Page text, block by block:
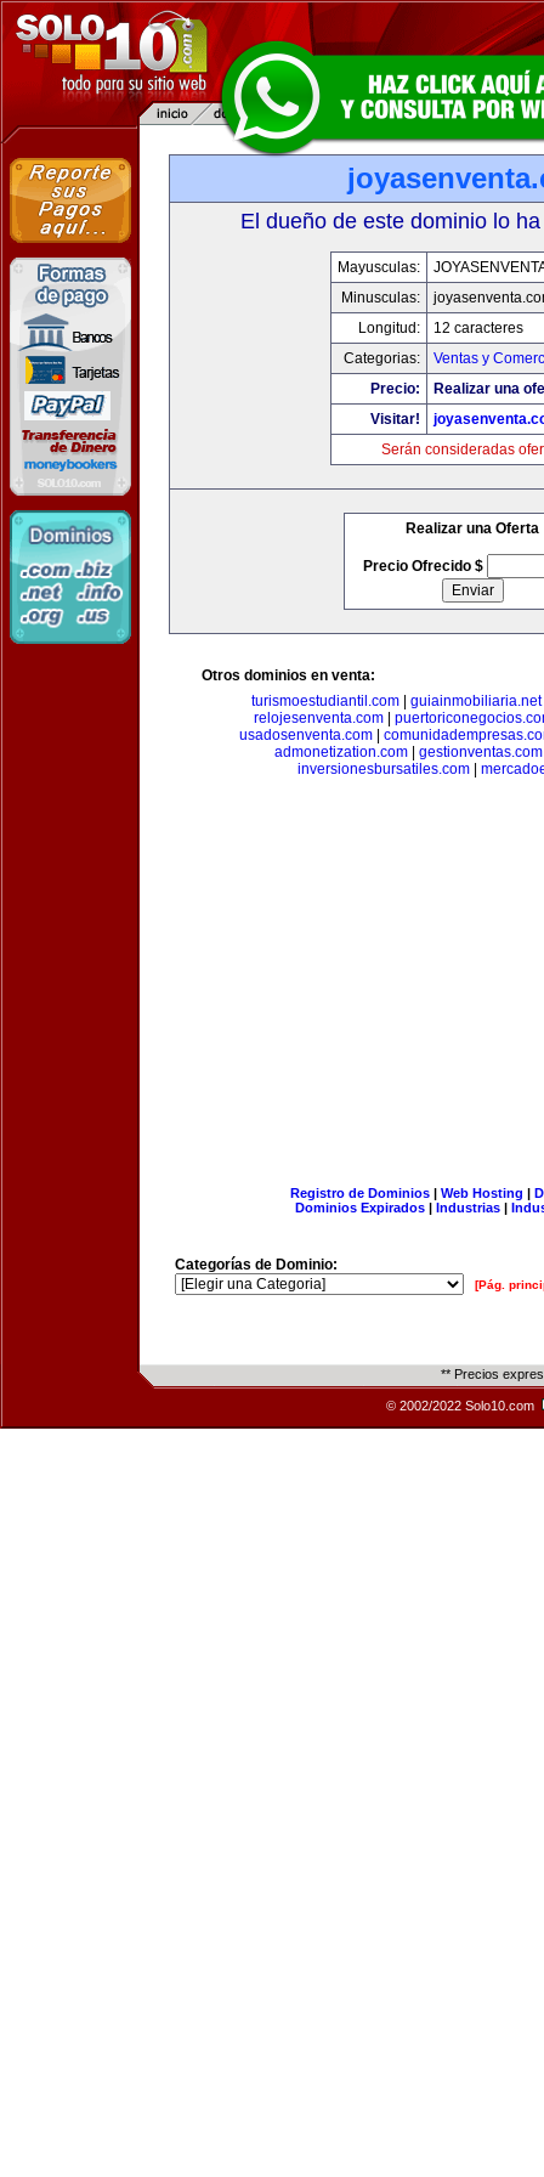
El dueño de este dominio lo
Mayusculas:
Minusculas:
Longitud:
12 caracteres
Categorias:
Ventas y
Precio:
Realizar una
Visitar!
Serán consideradas
Realizar una Oferta
Precio Ofrecido $
Otros dominios en venta:
turismoestudiantil.com| guiainmobiliaria.net
relojesenventa.com|
usadosenventa.com|
admonetization.com| gestionventas.com
inversionesbursatiles.com|
Registro de Dominios| Web Hosting |
Dominios Expirados | Industrias |
Categorías de Dominio:
[Pág.
** Precios
© 2002/2022 Solo10.com